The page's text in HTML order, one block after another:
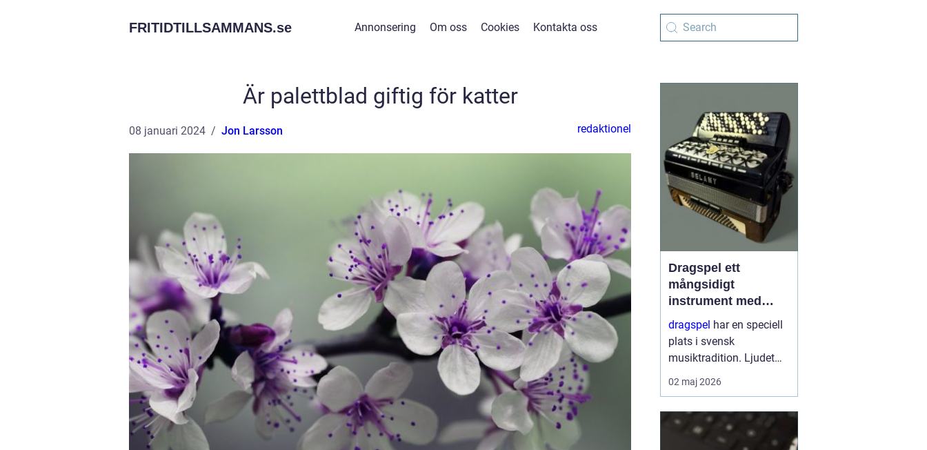
FRITIDTILLSAMMANS.se Annonsering Om oss Cookies Kontakta oss
Är palettblad giftig för katter
08 januari 2024 Jon Larsson redaktionel
Dragspel ett
mångsidigt
instrument med
stark tradition
dragspel har en speciell
plats i svensk
musiktradition. Ljudet
känns igen från
folkparker, dansbanor,
moderna
scenframträdanden.
02 maj 2026